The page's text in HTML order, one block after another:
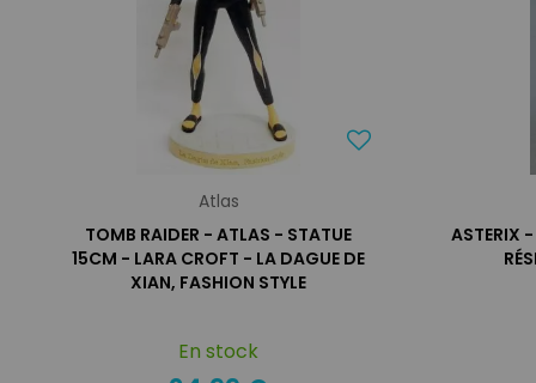
Atlas
TOMB RAIDER - ATLAS - STATUE
15CM - LARA CROFT - LA DAGUE DE
XIAN, FASHION STYLE
En stock
ASTERIX